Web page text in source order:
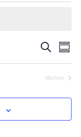
Suche
und
Suche
Nächste